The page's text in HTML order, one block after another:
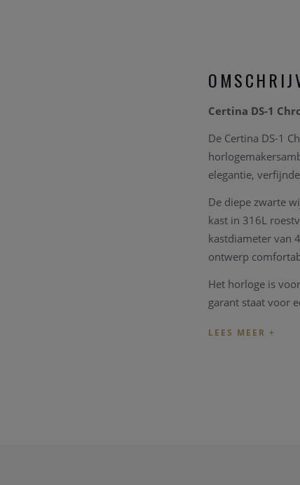
Certina DS-1
De Certina DS-1
elegantie,
De diepe zwarte
kast in 316L
kastdiameter van
ontwerp
Het horloge is
garant staat voor
gesp in 316L
De Certina DS-1
horloge met een